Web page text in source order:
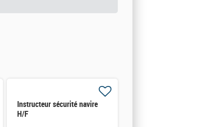
Instructeur sécurité navire
H/F